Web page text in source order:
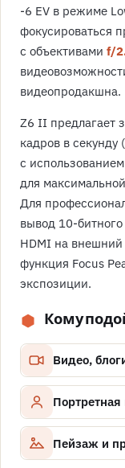
-6 EV в режиме
фокусироваться
с объективами f/
видеопродакшна.
Z6 II предлагает
кадров в
с
для
Для
вывод 10-
HDMI на
функция Focus
экспозиции.
Кому
Видео,
Пейзаж и